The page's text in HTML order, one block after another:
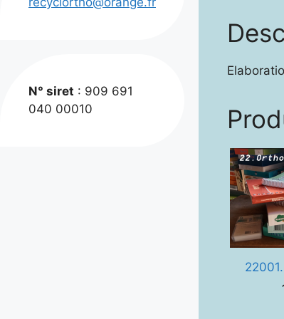
N° siret : 909 691
040 00010